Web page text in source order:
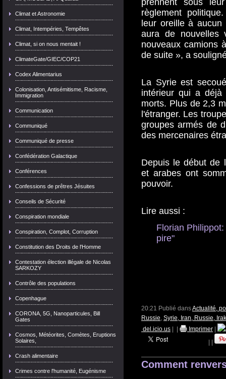
Climat et Astronomie
Climat, Intempéries, Tempêtes
Climat, si on nous mentait !
ClimateGate/GIEC/COP21
Codex Alimentarius
Colonisation, Antisémitisme, Racisme,
Immigration
Communication
Communiqué
Communiqué de presse
Confédération Galactique
Conférences
Confessions de prêtres Jésuites
Conseils de Sécurité
Conspiration mondiale
Conspiration, Complot, Corruption
Constitution des Droits de l'Homme
Contestation élection illégale de Nicolas
SARKOZY
Contrôle des populations
Copenhague
CORONA, 5G, Nanoparticules, Bill
Gates
Cosmos, Météorites, Comètes, Eruptions
Solaires,
Crash alimentaire
Crimes contre l'humanité, Eugénisme
prennent sous
règlement
leur oreille à
aura de nouvelles
nouveaux camions
de suite », a
La Syrie est
intérieur qui a
morts. Plus de 2,3
l'étranger. Les
groupes armés de
des mercenaires
Depuis le début de
et arabes ont
pouvoir.
Lire aussi :
Florian
pire"
20:21 Publié dansActualité,
Russie, Syrie, Iran, Russie,
del.icio.us
Imprimer
Comment